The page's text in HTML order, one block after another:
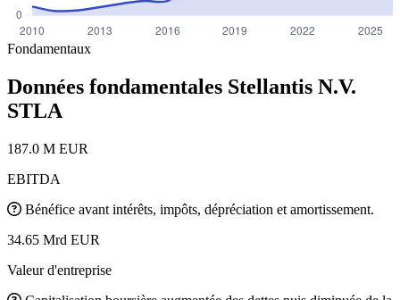
Fondamentaux
Données fondamentales Stellantis N.V.
STLA
187.0 M EUR
EBITDA
Bénéfice avant intérêts, impôts, dépréciation et amortissement.
34.65 Mrd EUR
Valeur d'entreprise